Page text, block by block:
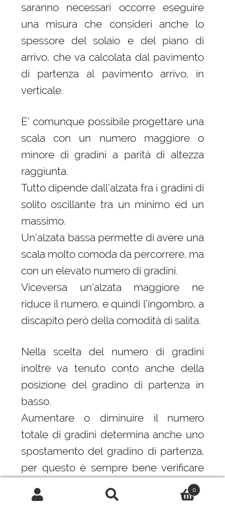
saranno necessari occorre eseguire
una misura che consideri anche lo
spessore del solaio e del piano di
arrivo, che va calcolata dal pavimento
di partenza al pavimento arrivo, in
verticale.
E’ comunque possibile progettare una
scala con un numero maggiore o
minore di gradini a parità di altezza
raggiunta.
Tutto dipende dall’alzata fra i gradini di
solito oscillante tra un minimo ed un
massimo.
Un’alzata bassa permette di avere una
scala molto comoda da percorrere, ma
con un elevato numero di gradini.
Viceversa un’alzata maggiore ne
riduce il numero, e quindi l’ingombro, a
discapito però della comodità di salita.
Nella scelta del numero di gradini
inoltre va tenuto conto anche della
posizione del gradino di partenza in
basso.
Aumentare o diminuire il numero
totale di gradini determina anche uno
spostamento del gradino di partenza,
per questo è sempre bene verificare
dova lo stesso si posiziona per
accertarsi che non sia in
0